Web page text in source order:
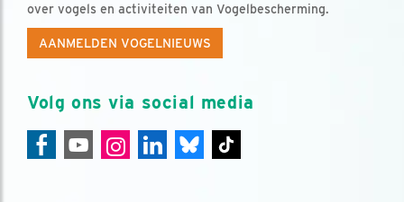
over vogels en activiteiten van Vogelbescherming.
AANMELDEN VOGELNIEUWS
Volg ons via social media